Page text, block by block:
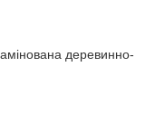
деревинно-